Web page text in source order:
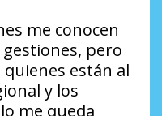
me conocen
pero
están al
y los
me queda